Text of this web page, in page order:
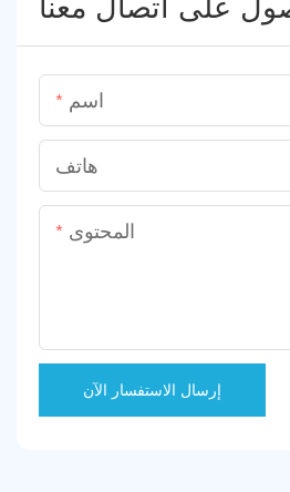
اسم
هاتف
المحتوى
إرسال الاستفسار الآن